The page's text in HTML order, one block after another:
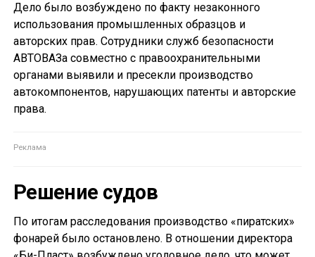
Дело было возбуждено по факту незаконного
использования промышленных образцов и
авторских прав. Сотрудники служб безопасности
АВТОВАЗа совместно с правоохранительными
органами выявили и пресекли производство
автокомпонентов, нарушающих патенты и авторские
права.
Решение судов
По итогам расследования производство «пиратских»
фонарей было остановлено. В отношении директора